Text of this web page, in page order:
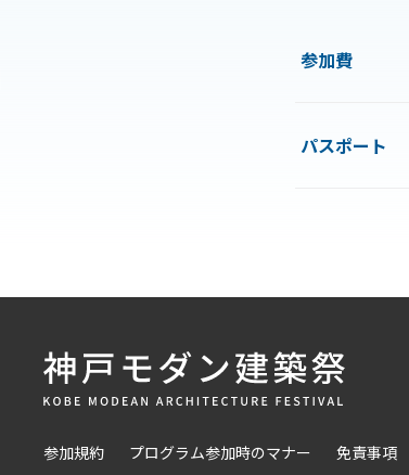
参加費
パスポート
参加規約 プログラム参加時のマナー 免責事項